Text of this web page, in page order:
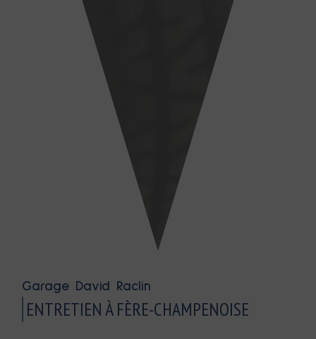
Garage David Raclin
ENTRETIEN À FÈRE-CHAMPENOISE